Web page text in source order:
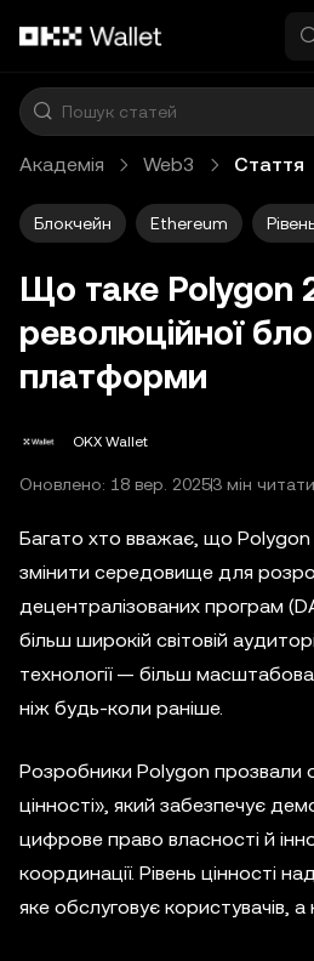
Академія Web3 Стаття
Блокчейн Ethereum
Що таке Polygon
революційної
платформи
OKX Wallet
Оновлено: 18 вер. 20253 мін читати
Багато хто вважає, що
змінити середовище для
децентралізованих програм
більш широкій світовій
технології — більш
ніж будь-коли раніше.
Розробники Polygon прозвали
цінності», який забезпечує
цифрове право власності й
координації. Рівень цінності
яке обслуговує користувачів, а